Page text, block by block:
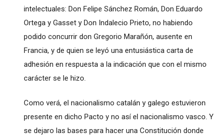
intelectuales: Don Felipe Sánchez Román, Don Eduardo
Ortega y Gasset y Don Indalecio Prieto, no habiendo
podido concurrir don Gregorio Marañón, ausente en
Francia, y de quien se leyó una entusiástica carta de
adhesión en respuesta a la indicación que con el mismo
carácter se le hizo.
Como verá, el nacionalismo catalán y galego estuvieron
presente en dicho Pacto y no así el nacionalismo vasco. Y
se dejaro las bases para hacer una Constitución donde